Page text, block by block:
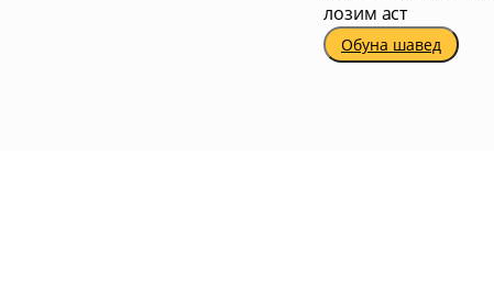
лозим аст
Обуна шавед